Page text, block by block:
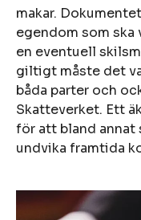
makar.
egendom som ska
en eventuell
giltigt måste det
båda parter och
Skatteverket. Ett
för att bland annat
undvika framtida